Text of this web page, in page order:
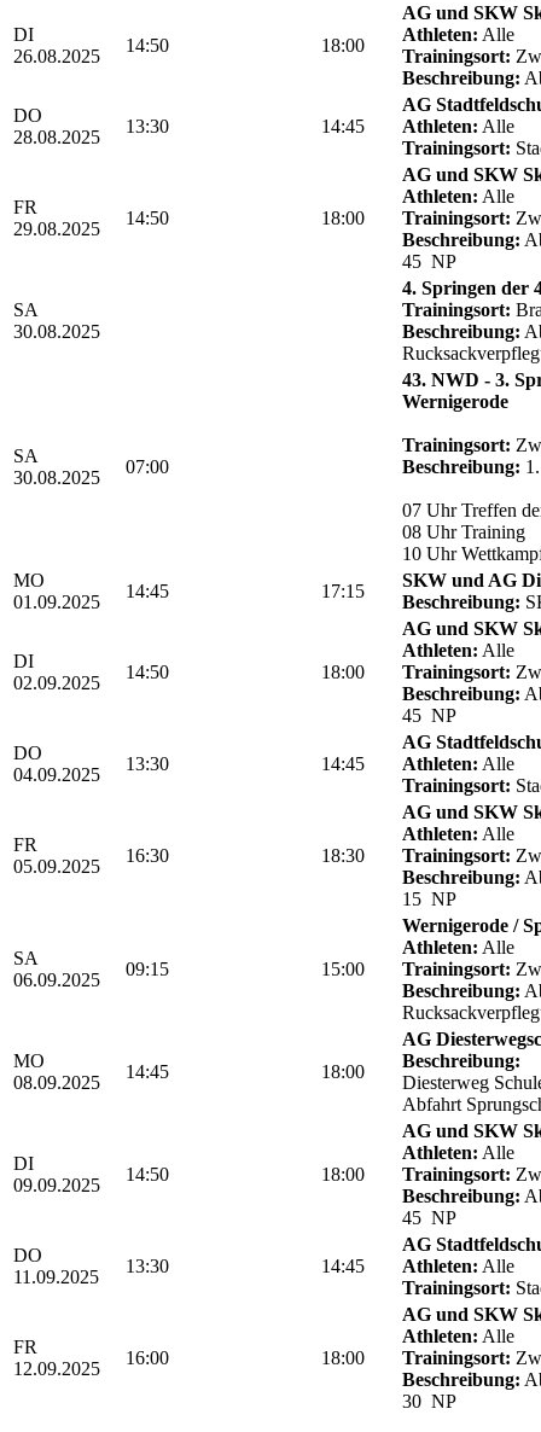
DI
26.08.2025
14:50 18:00
AG und SKW
Athleten: Alle
Trainingsort:
Beschreibung:
DO
28.08.2025
13:30 14:45
AG
Athleten: Alle
Trainingsort:
FR
29.08.2025
14:50 18:00
AG und SKW
Athleten: Alle
Trainingsort:
Beschreibung:
45 NP
SA
30.08.2025
4. Springen der
Trainingsort:
Beschreibung:
SA
30.08.2025
07:00
43. NWD - 3.
Wernigerode
Trainingsort:
Beschreibung:
07 Uhr Treffen
08 Uhr Training
10 Uhr
MO
01.09.2025
14:45 17:15
SKW und AG
Beschreibung:
DI
02.09.2025
14:50 18:00
AG und SKW
Athleten: Alle
Trainingsort:
Beschreibung:
45 NP
DO
04.09.2025
13:30 14:45
AG
Athleten: Alle
Trainingsort:
FR
05.09.2025
16:30 18:30
AG und SKW
Athleten: Alle
Trainingsort:
Beschreibung:
15 NP
SA
06.09.2025
09:15 15:00
Wernigerode /
Athleten: Alle
Trainingsort:
Beschreibung:
MO
08.09.2025
14:45 18:00
AG
Beschreibung:
Diesterweg
Abfahrt
DI
09.09.2025
14:50 18:00
AG und SKW
Athleten: Alle
Trainingsort:
Beschreibung:
45 NP
DO
11.09.2025
13:30 14:45
AG
Athleten: Alle
Trainingsort:
FR
12.09.2025
16:00 18:00
AG und SKW
Athleten: Alle
Trainingsort:
Beschreibung:
30 NP